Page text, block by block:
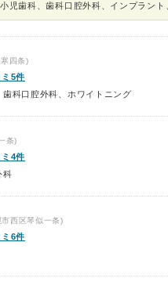
児歯科、歯科口腔外科、インプラント
四条)
ミ5件
科口腔外科、ホワイトニング
条)
ミ4件
科
西区琴似一条)
ミ6件